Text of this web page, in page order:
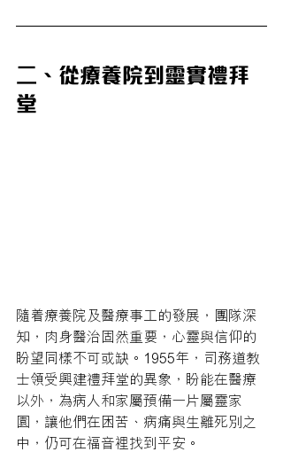
二、從療養院到靈實禮拜
堂
隨着療養院及醫療事工的發展，團隊深
知，肉身醫治固然重要，心靈與信仰的
盼望同樣不可或缺。1955年，司務道教
士領受興建禮拜堂的異象，盼能在醫療
以外，為病人和家屬預備一片屬靈家
園，讓他們在困苦、病痛與生離死別之
中，仍可在福音裡找到平安。